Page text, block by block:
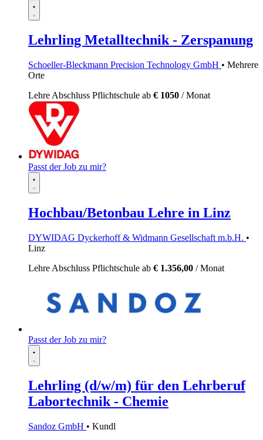
Lehrling Metalltechnik - Zerspanung
Schoeller-Bleckmann Precision Technology GmbH • Mehrere
Orte
Lehre Abschluss Pflichtschule ab € 1050 / Monat
Passt der Job zu mir?
Hochbau/Betonbau Lehre in Linz
DYWIDAG Dyckerhoff & Widmann Gesellschaft m.b.H. •
Linz
Lehre Abschluss Pflichtschule ab € 1.356,00 / Monat
Passt der Job zu mir?
Lehrling (d/w/m) für den Lehrberuf
Labortechnik - Chemie
Sandoz GmbH • Kundl